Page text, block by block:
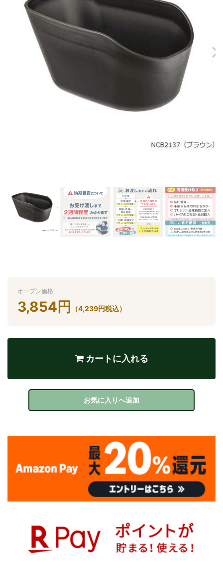
オープン価格
3,854 円 （4,239円税込）
カートに入れる
お気に入りへ追加